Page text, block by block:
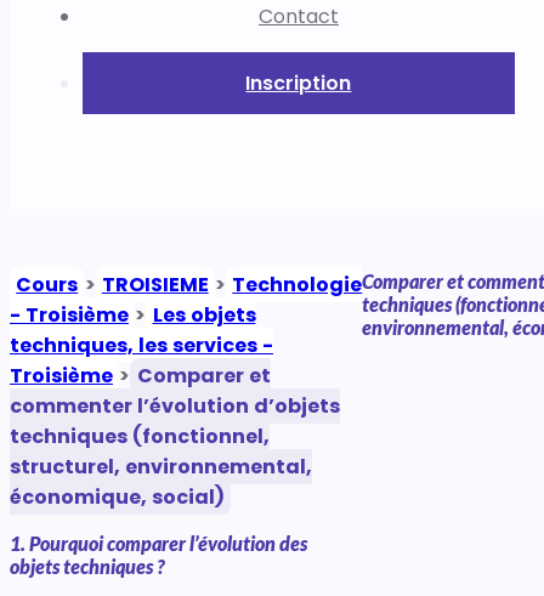
Contact
Inscription
Cours > TROISIEME > Technologie
- Troisième > Les objets
techniques, les services -
Troisième > Comparer et
commenter l’évolution d’objets
techniques (fonctionnel,
structurel, environnemental,
économique, social)
Comparer et
techniques
environnemental,
1. Pourquoi comparer l’évolution des
objets techniques ?